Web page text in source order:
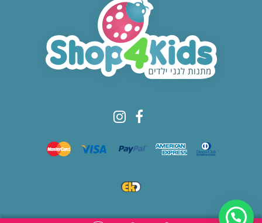
© All rights reserved to Shop4kids